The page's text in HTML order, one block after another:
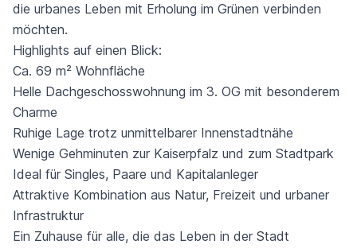
die urbanes Leben mit Erholung im Grünen verbinden
möchten.
Highlights auf einen Blick:
Ca. 69 m² Wohnfläche
Helle Dachgeschosswohnung im 3. OG mit besonderem
Charme
Ruhige Lage trotz unmittelbarer Innenstadtnähe
Wenige Gehminuten zur Kaiserpfalz und zum Stadtpark
Ideal für Singles, Paare und Kapitalanleger
Attraktive Kombination aus Natur, Freizeit und urbaner
Infrastruktur
Ein Zuhause für alle, die das Leben in der Stadt